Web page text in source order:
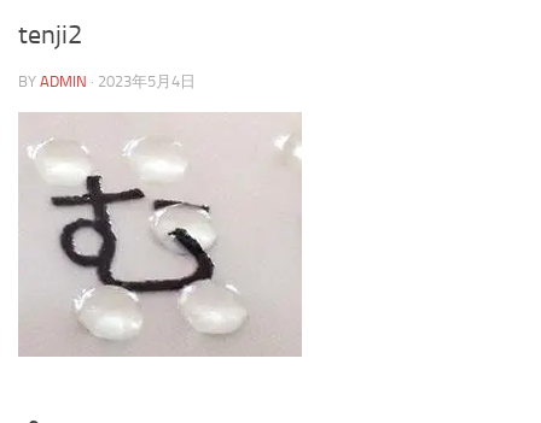
tenji2
BY ADMIN · 2023年5月4日